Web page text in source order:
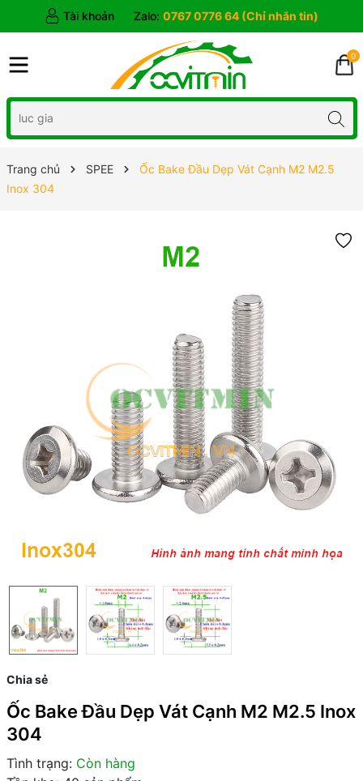
Tài khoản Zalo: 0767 0776 64 (Chỉ nhắn tin)
0
Trang chủ SPEE
Ốc Bake Đầu Dẹp Vát Cạnh M2 M2.5
Inox 304
Chia sẻ
Ốc Bake Đầu Dẹp Vát Cạnh M2 M2.5 Inox
304
Tình trạng: Còn hàng